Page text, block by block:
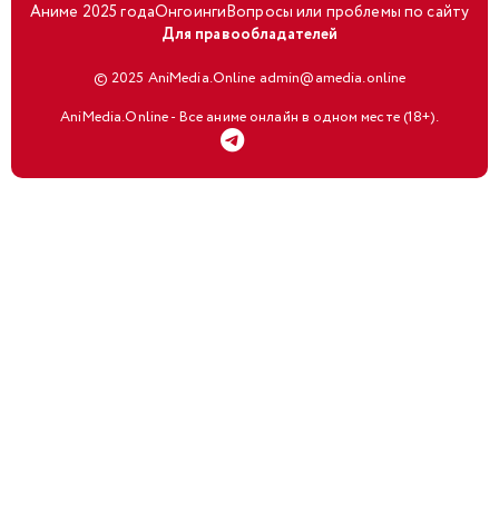
Аниме 2025 годаОнгоингиВопросы или проблемы по сайту
Для правообладателей
© 2025 AniMedia.Online admin@amedia.online
AniMedia.Online - Все аниме онлайн в одном месте (18+).